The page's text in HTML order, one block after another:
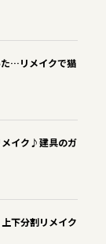
た…リメイクで猫
メイク♪建具のガ
下分割リメイク